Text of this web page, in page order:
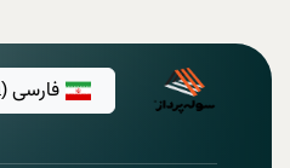
فارسی (fa)